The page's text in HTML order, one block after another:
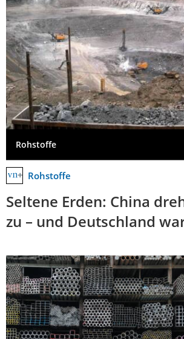
Rohstoffe
Rohstoffe
Seltene Erden: China
zu – und Deutschland